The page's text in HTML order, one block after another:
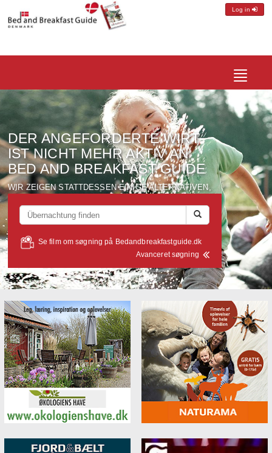
Log in
Toggle
DER ANGEFORDERTE WIRT
IST NICHT MEHR AKTIVAN
BED AND BREAKFAST GUIDE
WIR ZEIGEN STATTDESSEN EINIGE ALTERNATIVEN,
WIRTBEFINDET -SUCHEN SIE AUF...
Avanceret søgning
Se film om søgning på Bedandbreakfastguide.dk